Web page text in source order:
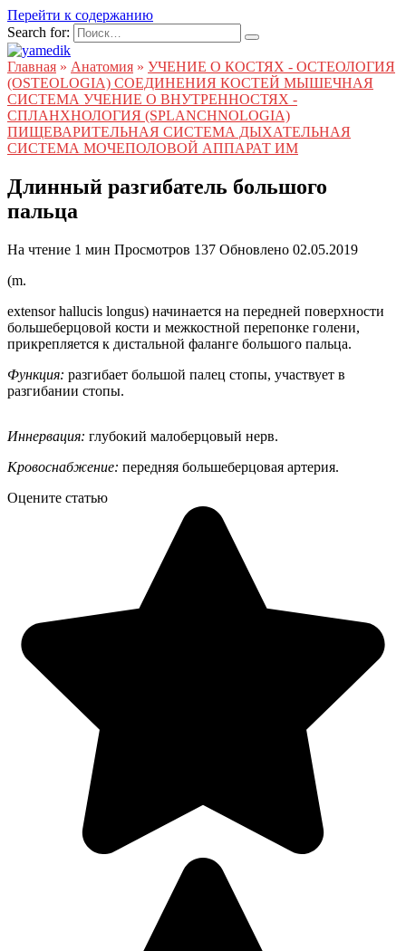
Перейти к содержанию
Search for:
Главная » Анатомия » УЧЕНИЕ О КОСТЯХ - ОСТЕОЛОГИЯ
(OSTEOLOGIA) СОЕДИНЕНИЯ КОСТЕЙ МЫШЕЧНАЯ
СИСТЕМА УЧЕНИЕ О ВНУТРЕННОСТЯХ -
СПЛАНХНОЛОГИЯ (SPLANCHNOLOGIA)
ПИЩЕВАРИТЕЛЬНАЯ СИСТЕМА ДЫХАТЕЛЬНАЯ
СИСТЕМА МОЧЕПОЛОВОЙ АППАРАТ ИМ
Длинный разгибатель большого
пальца
На чтение 1 мин Просмотров 137 Обновлено 02.05.2019
(m.
extensor hallucis longus) начинается на передней поверхности
большеберцовой кости и межкостной перепонке голени,
прикрепляется к дистальной фаланге большого пальца.
Функция: разгибает большой палец стопы, участвует в
разгибании стопы.
Иннервация: глубокий малоберцовый нерв.
Кровоснабжение: передняя большеберцовая артерия.
Оцените статью